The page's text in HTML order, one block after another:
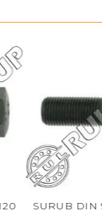
SURUB DIN